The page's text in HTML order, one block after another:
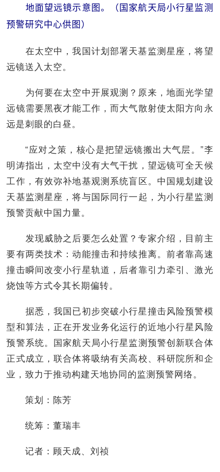
地面望远镜示意图。（国家航天局小行星监测
预警研究中心供图）
在太空中，我国计划部署天基监测星座，将望
远镜送入太空。
为何要在太空中开展观测？原来，地面光学望
远镜需要黑夜才能工作，而大气散射使太阳方向永
远是刺眼的白昼。
“应对之策，核心是把望远镜搬出大气层。”李
明涛指出，太空中没有大气干扰，望远镜可全天候
工作，有效弥补地基观测系统盲区。中国规划建设
天基监测星座，将与国际同行一起，为小行星监测
预警贡献中国力量。
发现威胁之后要怎么处置？专家介绍，目前主
要有两类技术：动能撞击和持续推离。前者靠高速
撞击瞬间改变小行星轨道，后者靠引力牵引、激光
烧蚀等方式令其长期偏转。
据悉，我国已初步突破小行星撞击风险预警模
型和算法，正在开发业务化运行的近地小行星风险
预警系统。国家航天局小行星监测预警创新联合体
正式成立，联合体将吸纳有关高校、科研院所和企
业，致力于推动构建天地协同的监测预警网络。
策划：陈芳
统筹：董瑞丰
记者：顾天成、刘祯